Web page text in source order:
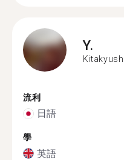
Y.
流利
日語
學
英語